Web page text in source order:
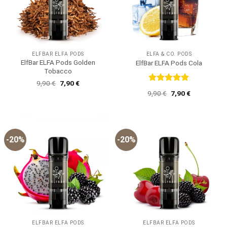
ELFBAR ELFA PODS
ElfBar ELFA Pods Golden
Tobacco
9,90€ Ursprünglicher
Preis
7,90€Aktueller
ELFA & CO. PODS
ElfBar ELFA Pods Cola
Bewertet
mit 5 von
9,90€ Ursprünglicher
Preis
7,90€Aktueller
-20%
ELFBAR ELFA PODS
-20%
ELFBAR ELFA PODS